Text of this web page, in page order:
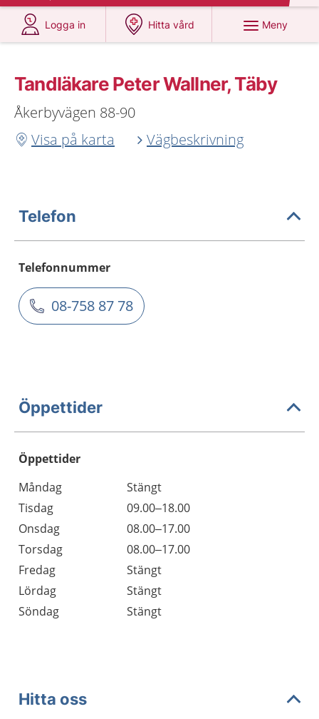
Logga in
på 1177.se
Hitta vård
på 1177.se
Meny
Tandläkare Peter Wallner, Täby
Åkerbyvägen 88-90
Visa på karta
Vägbeskrivning
Telefon
Telefonnummer
08-758 87 78
Öppettider
Öppettider
Dag
Öppettider
Kommentarer
Måndag
Stängt
Tisdag
09.00–18.00
Onsdag
08.00–17.00
Torsdag
08.00–17.00
Fredag
Stängt
Lördag
Stängt
Söndag
Stängt
Hitta oss